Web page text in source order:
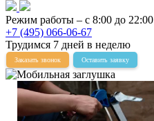
Режим работы – с 8:00 до 22:00
+7 (495) 066-06-67
Трудимся 7 дней в неделю
Заказать звонок Оставить заявку